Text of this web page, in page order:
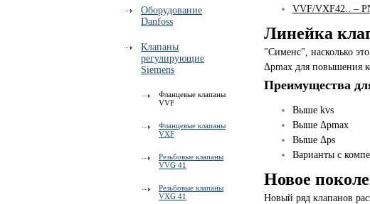
Оборудование
Danfoss
Клапаны
регулирующие
Siemens
Фланцевые клапаны
VVF
Фланцевые клапаны
VXF
Резьбовые клапаны
VVG 41
Резьбовые клапаны
VXG 41
VVF/VXF42.. –
Линейка
"Сименс", насколько
Δpmax для повышения
Преимущества
Выше kvs
Выше Δpmax
Выше Δps
Варианты с
Новое
Новый ряд клапанов